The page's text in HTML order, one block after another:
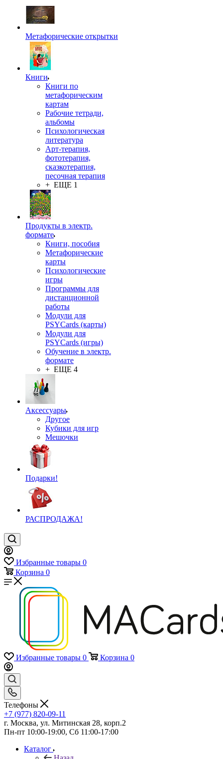
Метафорические открытки
Книги
Книги по
метафорическим
картам
Рабочие тетради,
альбомы
Психологическая
литература
Арт-терапия,
фототерапия,
сказкотерапия,
песочная терапия
+ ЕЩЕ 1
Продукты в электр.
формате
Книги, пособия
Метафорические
карты
Психологические
игры
Программы для
дистанционной
работы
Модули для
PSYCards (карты)
Модули для
PSYCards (игры)
Обучение в электр.
формате
+ ЕЩЕ 4
Аксессуары
Другое
Кубики для игр
Мешочки
Подарки!
РАСПРОДАЖА!
Избранные товары 0
Корзина 0
Избранные товары 0 Корзина 0
Телефоны
+7 (977) 820-09-11
г. Москва, ул. Митинская 28, корп.2
Пн-пт 10:00-19:00, Сб 11:00-17:00
Каталог